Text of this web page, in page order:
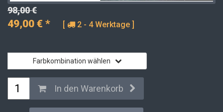
98,00 €
49,00 € * [ 2 - 4 Werktage ]
Farbkombination wählen
In den Warenkorb